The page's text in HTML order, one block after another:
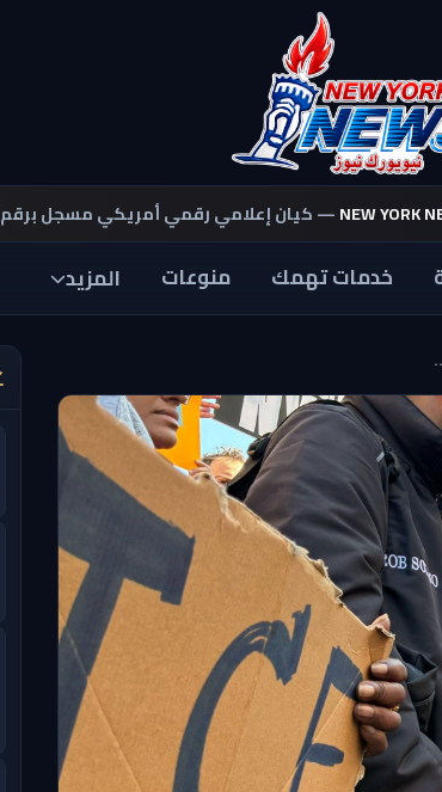
NEW YORK— كيان إعلامي رقمي أمريكي مسجل برقم
خدمات تهمك منوعات المزيد